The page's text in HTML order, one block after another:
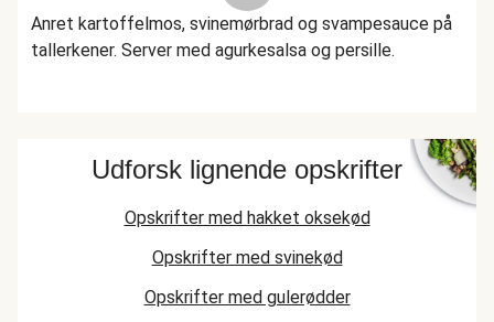
Anret kartoffelmos, svinemørbrad og svampesauce på
tallerkener. Server med agurkesalsa og persille.
Udforsk lignende opskrifter
Opskrifter med hakket oksekød
Opskrifter med svinekød
Opskrifter med gulerødder